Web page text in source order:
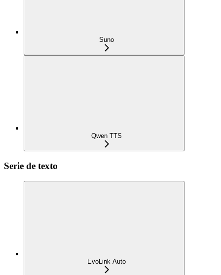
Suno
Qwen TTS
Serie de texto
EvoLink Auto